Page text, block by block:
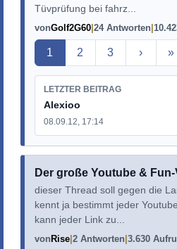
Tüvprüfung bei fahrz...
vonGolf2G60 24 Antworten
Aktuelle Seite
1 2 3 › »
LETZTER BEITRAG
Alexioo
08.09.12, 17:14
Der große Youtube &
dieser Thread soll gegen die
kennt ja bestimmt jeder
kann jeder Link zu...
von Rise 2 Antworten 3.630